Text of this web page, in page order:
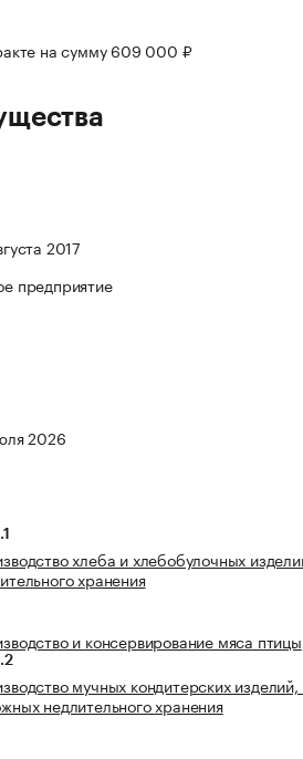
на сумму 609 000 ₽
2017
предприятие
2026
хлеба и хлебобулочных
хранения
и консервирование мяса птицы
мучных кондитерских изделий,
недлительного хранения